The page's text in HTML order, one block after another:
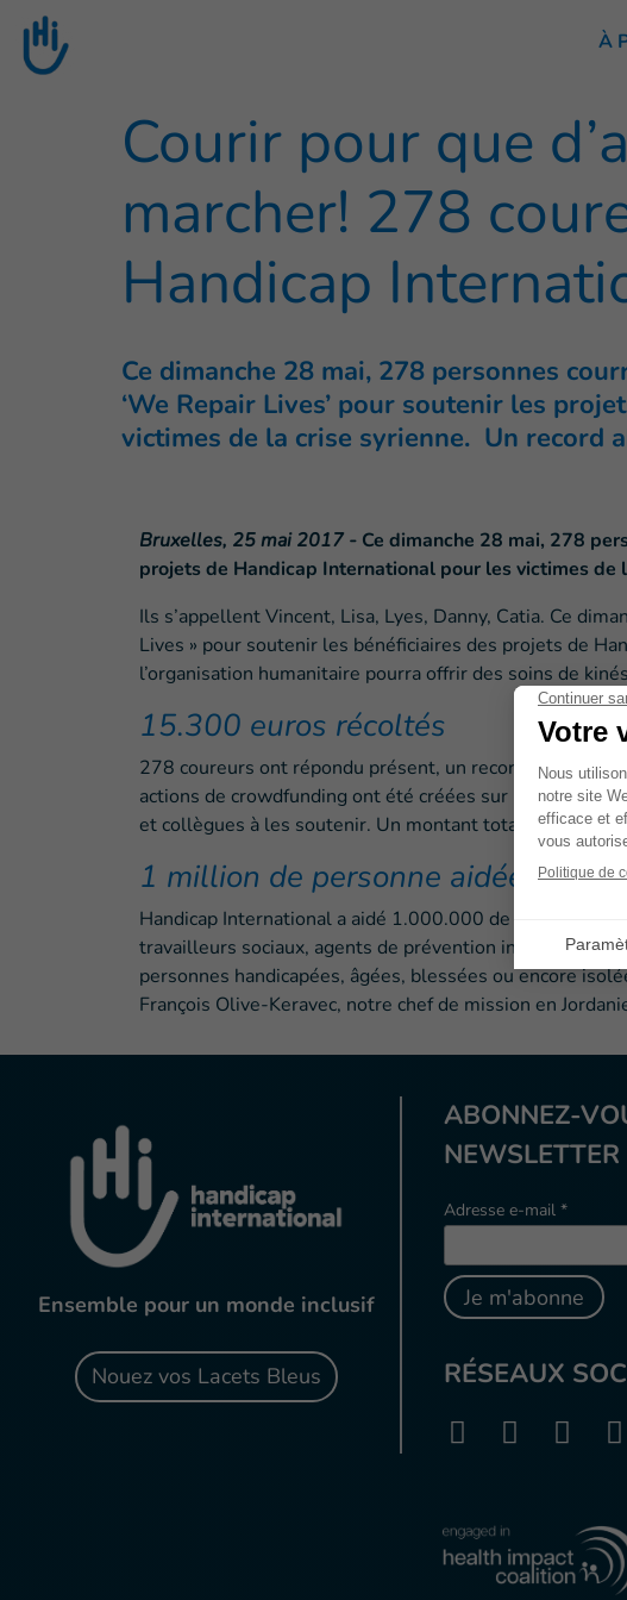
Go to main content
À
Courir pour que
marcher! 278
Handicap
Ce dimanche 28 mai, 278 personnes
‘We Repair Lives’ pour soutenir les
victimes de la crise syrienne. Un record
Bruxelles, 25 mai 2017 - Ce dimanche 28 mai, 278
projets de Handicap International pour les victimes de
Ils s’appellent Vincent, Lisa, Lyes, Danny, Catia. Ce
Lives » pour soutenir les bénéficiaires des projets de
l’organisation humanitaire pourra offrir des soins de
15.300 euros récoltés
278 coureurs ont répondu présent, un record jamais
actions de crowdfunding ont été créées sur le site de
et collègues à les soutenir. Un montant total de 15.300
1 million de personne aidées par
Handicap International a aidé 1.000.000 de Syriens
travailleurs sociaux, agents de prévention interviennent
personnes handicapées, âgées, blessées ou encore
François Olive-Keravec, notre chef de mission en
Ensemble pour un monde inclusif
Nouez vos Lacets Bleus
ABONNEZ-
NEWSLETTER
Adresse e-mail *
RÉSEAUX